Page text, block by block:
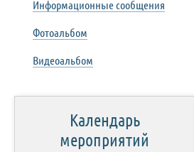
Информационные сообщения
Фотоальбом
Видеоальбом
Календарь
мероприятий